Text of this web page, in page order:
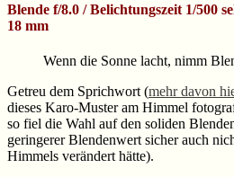
Blende f/8.0 / Belichtungszeit 1/500
18 mm
Wenn die Sonne lacht, nimm
Getreu dem Sprichwort (mehr davon
dieses Karo-Muster am Himmel
so fiel die Wahl auf den soliden
geringerer Blendenwert sicher auch
Himmels verändert hätte).